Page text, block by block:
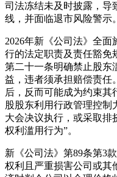
司法冻结未及时披露，导
线，并面临退市风险警示。
2026年新《公司法》全
行的法定职责及责任豁免
第二十一条明确禁止股东
益，违者须承担赔偿责任
后，反而可能成为约束其
股股东利用行政管理控制
大会决议执行，或采取排
权利滥用行为”。
新《公司法》第89条第3
权利且严重损害公司或其